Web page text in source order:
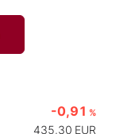
-0,91 %
435,30 EUR